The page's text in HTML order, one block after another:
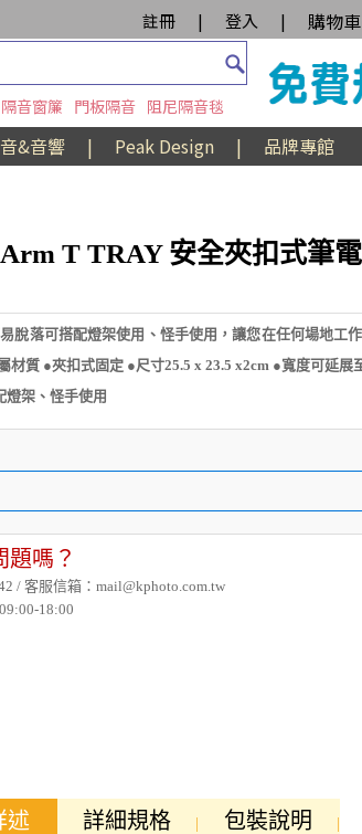
註冊 | 登入 | 購物
隔音窗簾 門板隔音 阻尼隔音毯
&音響 | Peak Design | 品牌專館
T TRAY 安全夾扣式筆
脫落可搭配燈架使用、怪手使用，讓您在任何場地工
材質 ●夾扣式固定 ●尺寸25.5 x 23.5 x2cm ●寬度可延
燈架、怪手使用
題嗎？
/ 客服信箱：mail@kphoto.com.tw
18:00
述 詳細規格 包裝說明